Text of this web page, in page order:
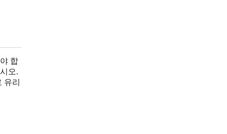
합
오.
유리